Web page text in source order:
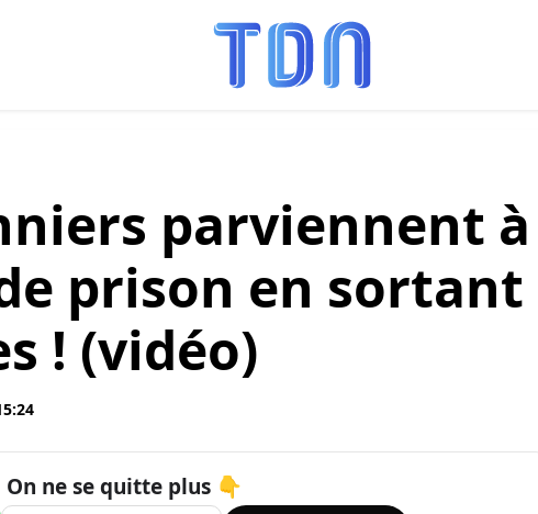
parviennent à
prison en sortant
! (vidéo)
On ne se quitte plus 👇